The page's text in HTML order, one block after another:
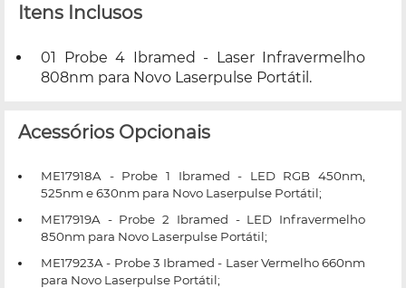
Itens Inclusos
01 Probe 4 Ibramed - Laser Infravermelho
808nm para Novo Laserpulse Portátil.
Acessórios Opcionais
ME17918A - Probe 1 Ibramed - LED RGB 450nm,
525nm e 630nm para Novo Laserpulse Portátil;
ME17919A - Probe 2 Ibramed - LED Infravermelho
850nm para Novo Laserpulse Portátil;
ME17923A - Probe 3 Ibramed - Laser Vermelho 660nm
para Novo Laserpulse Portátil;